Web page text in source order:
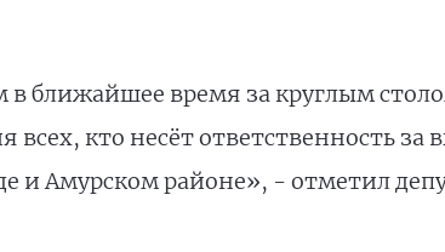
ближайшее время за круглым
кто несёт ответственность
и Амурском районе», - отметил